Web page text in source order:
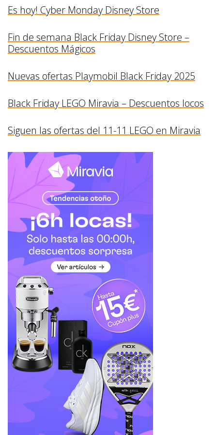
Es hoy! Cyber Monday Disney Store
Fin de semana Black Friday Disney Store –
Descuentos Mágicos
Nuevas ofertas Playmobil Black Friday 2025
Black Friday LEGO Miravia – Descuentos locos
Siguen las ofertas del 11-11 LEGO en Miravia